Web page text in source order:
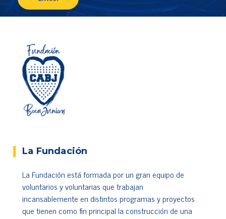
La Fundación
La Fundación está formada por un gran equipo de
voluntarios y voluntarias que trabajan
incansablemente en distintos programas y proyectos
que tienen como fin principal la construcción de una